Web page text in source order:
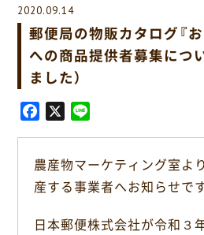
2020.09.14
郵便局の物販カタログ『
への商品提供者募集につ
ました）
e
b
o
X
e
農産物マーケティング室よ
産する事業者へお知らせです
日本郵便株式会社が令和３